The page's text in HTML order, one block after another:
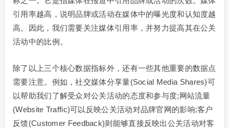
引用率越高，说明品牌或活动在媒体中的曝光度和认知度越
高。因此，我们需要关注媒体引用率，并努力提高其在公关
活动中的比例。
除了以上三个核心数据指标外，还有一些其他重要的数据点
需要注意。例如，社交媒体分享量(Social Media Shares)可
以帮助我们了解受众对公关活动的态度和参与度;网站流量
(Website Traffic)可以反映公关活动对品牌官网的影响;客户
反馈(Customer Feedback)则能够直接反映出公关活动对客